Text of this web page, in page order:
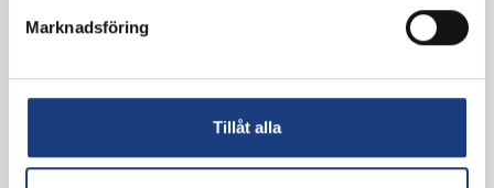
Marknadsföring
Tillåt alla